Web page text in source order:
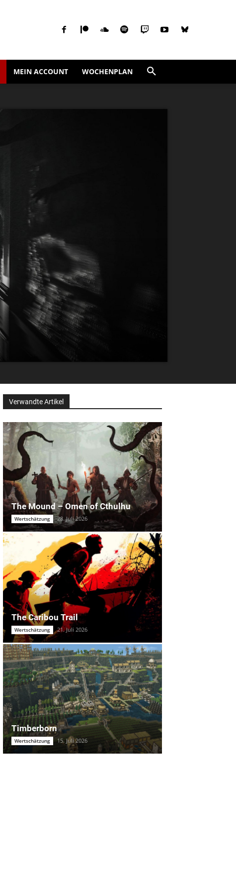
MEIN ACCOUNT WOCHENPLAN
Verwandte Artikel
The Mound – Omen of Cthulhu
Wertschätzung 28. Juli 2026
The Caribou Trail
Wertschätzung 21. Juli 2026
Timberborn
Wertschätzung 15. Juli 2026